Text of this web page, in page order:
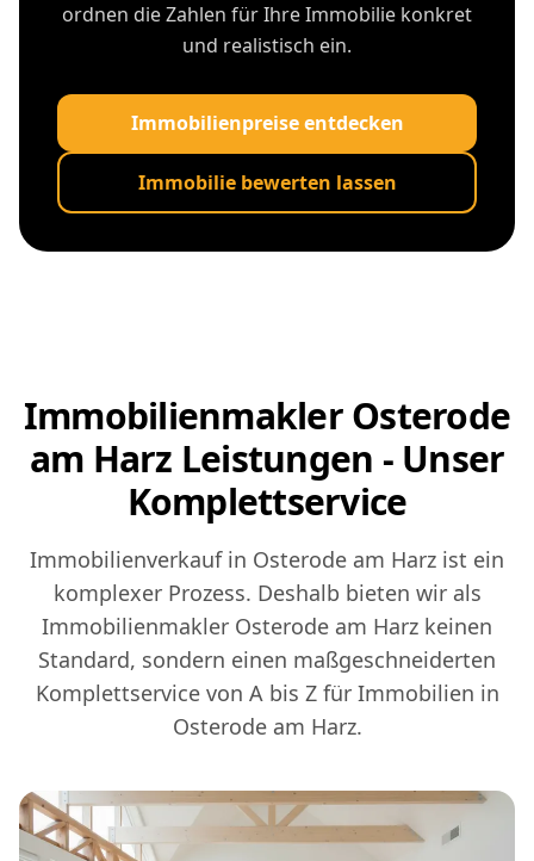
ordnen die Zahlen für Ihre Immobilie konkret
und realistisch ein.
Immobilienpreise entdecken
Immobilie bewerten lassen
Immobilienmakler Osterode
am Harz Leistungen - Unser
Komplettservice
Immobilienverkauf in Osterode am Harz ist ein
komplexer Prozess. Deshalb bieten wir als
Immobilienmakler Osterode am Harz keinen
Standard, sondern einen maßgeschneiderten
Komplettservice von A bis Z für Immobilien in
Osterode am Harz.